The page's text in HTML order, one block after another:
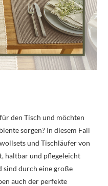
den Tisch und möchten
sorgen? In diesem Fall
und Tischläufer von
haltbar und pflegeleicht
sind durch eine große
auch der perfekte